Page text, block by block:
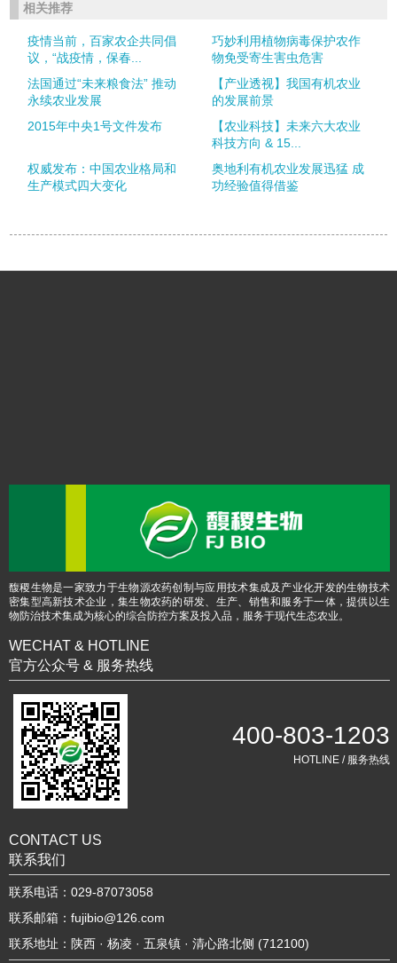
相关推荐
疫情当前，百家农企共同倡
议，“战疫情，保春...
巧妙利用植物病毒保护农作
物免受寄生害虫危害
法国通过“未来粮食法” 推动
永续农业发展
【产业透视】我国有机农业
的发展前景
2015年中央1号文件发布
【农业科技】未来六大农业
科技方向 & 15...
权威发布：中国农业格局和
生产模式四大变化
奥地利有机农业发展迅猛 成
功经验值得借鉴
馥稷生物是一家致力于生物源农药创制与应用技术集成及产业化开发的生物技术
密集型高新技术企业，集生物农药的研发、生产、销售和服务于一体，提供以生
物防治技术集成为核心的综合防控方案及投入品，服务于现代生态农业。
WECHAT & HOTLINE
官方公众号 & 服务热线
400-803-1203
HOTLINE / 服务热线
CONTACT US
联系我们
联系电话：029-87073058
联系邮箱：fujibio@126.com
联系地址：陕西 · 杨凌 · 五泉镇 · 清心路北侧 (712100)